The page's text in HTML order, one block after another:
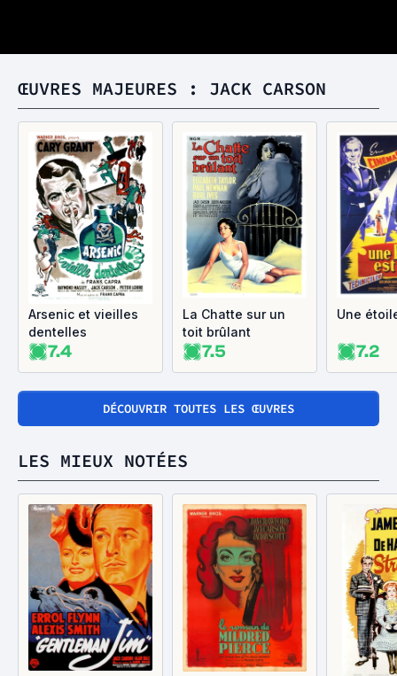
ŒUVRES MAJEURES : JACK CARSON
Arsenic et vieilles
dentelles
7.4
La Chatte sur un
toit brûlant
7.5
Une
7.2
DÉCOUVRIR TOUTES LES ŒUVRES
LES MIEUX NOTÉES